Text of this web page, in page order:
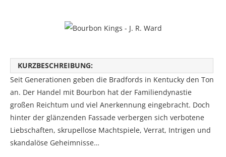
KURZBESCHREIBUNG:
Seit Generationen geben die Bradfords in Kentucky den Ton
an. Der Handel mit Bourbon hat der Familiendynastie
großen Reichtum und viel Anerkennung eingebracht. Doch
hinter der glänzenden Fassade verbergen sich verbotene
Liebschaften, skrupellose Machtspiele, Verrat, Intrigen und
skandalöse Geheimnisse…